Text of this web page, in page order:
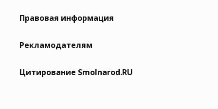
Правовая информация
Рекламодателям
Цитирование Smolnarod.RU